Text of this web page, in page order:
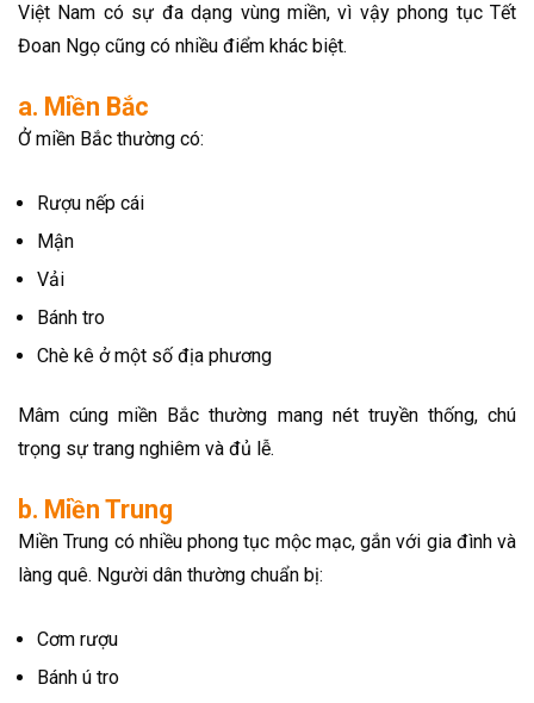
Việt Nam có sự đa dạng vùng miền, vì vậy phong tục Tết
Đoan Ngọ cũng có nhiều điểm khác biệt.
a. Miền Bắc
Ở miền Bắc thường có:
Rượu nếp cái
Mận
Vải
Bánh tro
Chè kê ở một số địa phương
Mâm cúng miền Bắc thường mang nét truyền thống, chú
trọng sự trang nghiêm và đủ lễ.
b. Miền Trung
Miền Trung có nhiều phong tục mộc mạc, gắn với gia đình và
làng quê. Người dân thường chuẩn bị:
Cơm rượu
Bánh ú tro